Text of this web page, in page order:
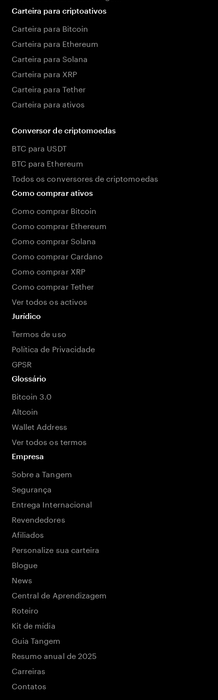
Carteira para criptoativos
Carteira para Bitcoin
Carteira para Ethereum
Carteira para Solana
Carteira para XRP
Carteira para Tether
Carteira para ativos
Conversor de criptomoedas
BTC para USDT
BTC para Ethereum
Todos os conversores de criptomoedas
Como comprar ativos
Como comprar Bitcoin
Como comprar Ethereum
Como comprar Solana
Como comprar Cardano
Como comprar XRP
Como comprar Tether
Ver todos os activos
Jurídico
Termos de uso
Política de Privacidade
GPSR
Glossário
Bitcoin 3.0
Altcoin
Wallet Address
Ver todos os termos
Empresa
Sobre a Tangem
Segurança
Entrega Internacional
Revendedores
Afiliados
Personalize sua carteira
Blogue
News
Central de Aprendizagem
Roteiro
Kit de mídia
Guia Tangem
Resumo anual de 2025
Carreiras
Contatos